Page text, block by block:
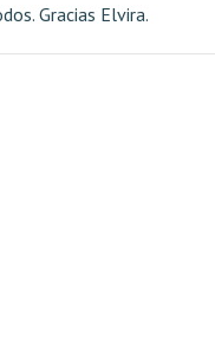
Gracias Elvira.